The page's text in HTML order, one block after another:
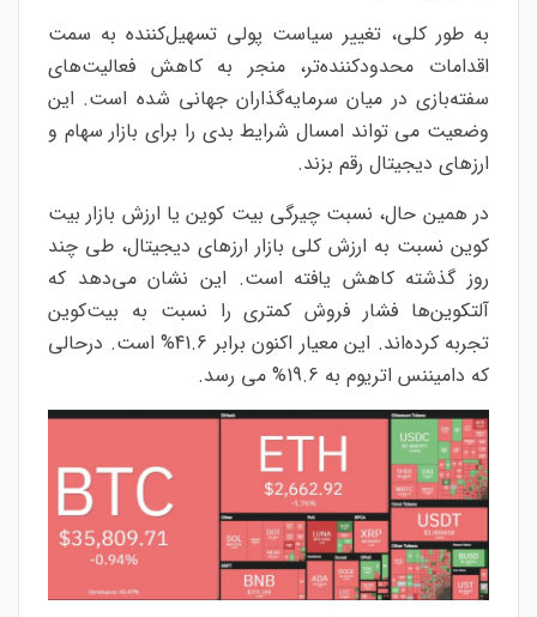
به طور کلی، تغییر سیاست پولی تسهیل‌کننده به سمت
اقدامات محدودکننده‌تر، منجر به کاهش فعالیت‌های
سفته‌بازی در میان سرمایه‌گذاران جهانی شده است. این
وضعیت می تواند امسال شرایط بدی را برای بازار سهام و
ارزهای دیجیتال رقم بزند.
در همین حال، نسبت چیرگی بیت کوین یا ارزش بازار بیت
کوین نسبت به ارزش کلی بازار ارزهای دیجیتال، طی چند
روز گذشته کاهش یافته است. این نشان می‌دهد که
آلتکوین‌ها فشار فروش کمتری را نسبت به بیت‌کوین
تجربه کرده‌اند. این معیار اکنون برابر 41.6% است. درحالی
که دامیننس اتریوم به 19.6% می رسد.